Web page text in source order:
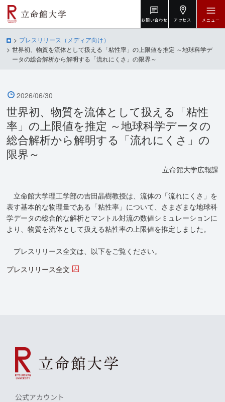
お問い合わせ アクセス メニュー
プレスリリース（メディア向け）
世界初、物質を流体として扱える「粘性率」の上限値を推定 ～地球科学デ
ータの総合解析から解明する「流れにくさ」の限界～
2026/06/30
世界初、物質を流体として扱える「粘性
率」の上限値を推定 ～地球科学データの
総合解析から解明する「流れにくさ」の
限界～
立命館大学広報課
立命館大学理工学部の吉田晶樹教授は、流体の「流れにくさ」を
表す基本的な物理量である「粘性率」について、さまざまな地球科
学データの総合的な解析とマントル対流の数値シミュレーションに
より、物質を流体として扱える粘性率の上限値を推定しました。
プレスリリース全文は、以下をご覧ください。
プレスリリース全文
公式アカウント